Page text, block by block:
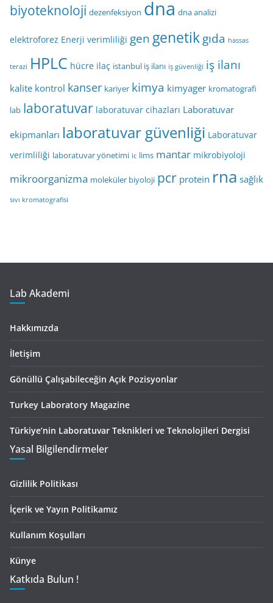
biyoteknoloji dezenfeksiyon dna dna analizi
elektroforez Enerji verimliliği gen genetikgıda hassas
terazi HPLC hücre ilaç istanbul iş ilanı iş güvenliği iş ilanı
kalite kontrol kanser kariyer kimya kimyager kromatografi
lab laboratuvar laboratuvar cihazları Laboratuvar
ekipmanları laboratuvar güvenliği Laboratuvar
verimliliği laboratuvar yönetimi lc lims mantar mikrobiyoloji
mikroorganizma moleküler biyoloji pcr protein rna sağlık
sıvı kromatografisi
Lab Akademi
Hakkımızda
İletişim
Gönüllü Çalışabileceğin Açık Pozisyonlar
Turkey Laboratory Magazine
Türkiye’nin Laboratuvar Teknikleri ve Teknolojileri Dergisi
Yasal Bilgilendirmeler
Gizlilik Politikası
İçerik ve Yayın Politikamız
Kullanım Koşulları
Künye
Katkıda Bulun !